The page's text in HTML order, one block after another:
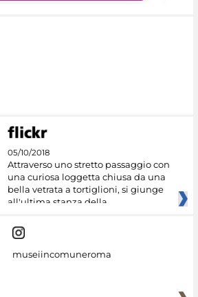
05/10/2018
Attraverso uno stretto passaggio con
una curiosa loggetta chiusa da una
bella vetrata a tortiglioni, si giunge
all'ultima stanza della
museiincomuneroma